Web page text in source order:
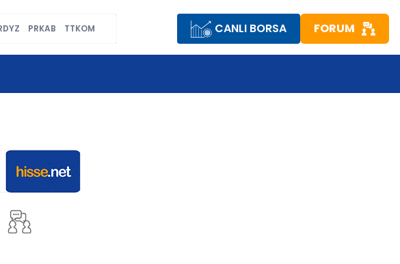
PRKAB TTKOM CANLI BORSA FORUM